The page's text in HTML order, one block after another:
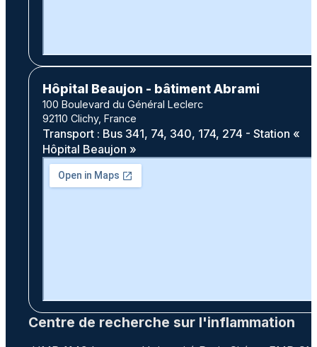
Hôpital Beaujon - bâtiment Abrami
100 Boulevard du Général Leclerc
92110 Clichy, France
Transport : Bus 341, 74, 340, 174, 274 - Station «
Hôpital Beaujon »
Centre de recherche sur l'inflammation